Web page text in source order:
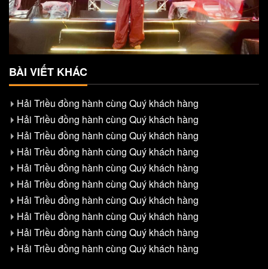
BÀI VIẾT KHÁC
Hải Triều đồng hành cùng Quý khách hàng
Hải Triều đồng hành cùng Quý khách hàng
Hải Triều đồng hành cùng Quý khách hàng
Hải Triều đồng hành cùng Quý khách hàng
Hải Triều đồng hành cùng Quý khách hàng
Hải Triều đồng hành cùng Quý khách hàng
Hải Triều đồng hành cùng Quý khách hàng
Hải Triều đồng hành cùng Quý khách hàng
Hải Triều đồng hành cùng Quý khách hàng
Hải Triều đồng hành cùng Quý khách hàng